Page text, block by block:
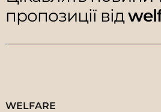
пропозиції від
WELFARE